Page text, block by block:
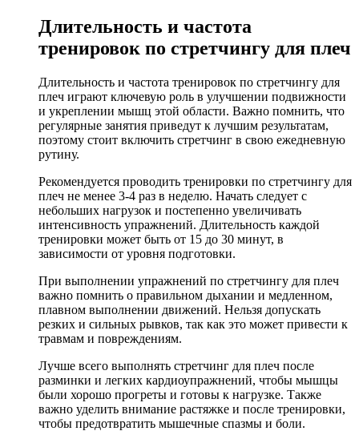
Длительность и частота
тренировок по стретчингу для плеч
Длительность и частота тренировок по стретчингу для
плеч играют ключевую роль в улучшении подвижности
и укреплении мышц этой области. Важно помнить, что
регулярные занятия приведут к лучшим результатам,
поэтому стоит включить стретчинг в свою ежедневную
рутину.
Рекомендуется проводить тренировки по стретчингу для
плеч не менее 3-4 раз в неделю. Начать следует с
небольших нагрузок и постепенно увеличивать
интенсивность упражнений. Длительность каждой
тренировки может быть от 15 до 30 минут, в
зависимости от уровня подготовки.
При выполнении упражнений по стретчингу для плеч
важно помнить о правильном дыхании и медленном,
плавном выполнении движений. Нельзя допускать
резких и сильных рывков, так как это может привести к
травмам и повреждениям.
Лучше всего выполнять стретчинг для плеч после
разминки и легких кардиоупражнений, чтобы мышцы
были хорошо прогреты и готовы к нагрузке. Также
важно уделить внимание растяжке и после тренировки,
чтобы предотвратить мышечные спазмы и боли.